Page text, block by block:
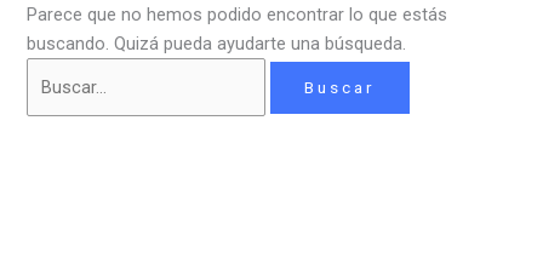
Parece que no hemos podido encontrar lo que estás
buscando. Quizá pueda ayudarte una búsqueda.